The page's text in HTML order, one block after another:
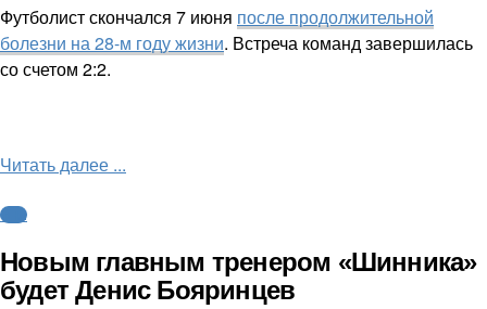
Футболист скончался 7 июня после продолжительной
болезни на 28-м году жизни. Встреча команд завершилась
со счетом 2:2.
Читать далее ...
ФНЛ
Новым главным тренером «Шинника»
будет Денис Бояринцев